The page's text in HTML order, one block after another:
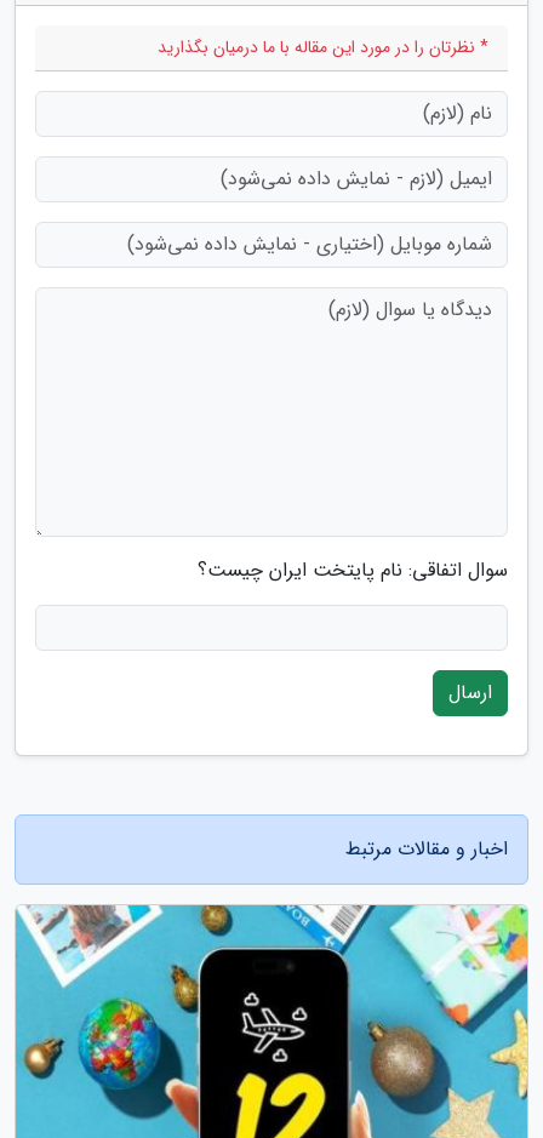
* نظرتان را در مورد این مقاله با ما درمیان بگذارید
سوال اتفاقی: نام پایتخت ایران چیست؟
ارسال
اخبار و مقالات مرتبط